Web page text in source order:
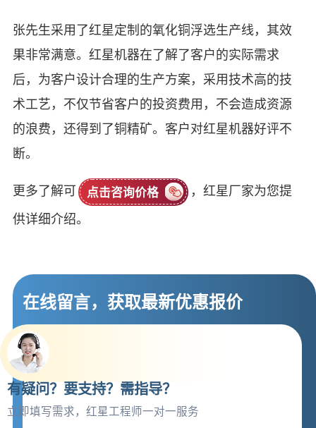
张先生采用了红星定制的氧化铜浮选生产线，其效
果非常满意。红星机器在了解了客户的实际需求
后，为客户设计合理的生产方案，采用技术高的技
术工艺，不仅节省客户的投资费用，不会造成资源
的浪费，还得到了铜精矿。客户对红星机器好评不
断。
更多了解可 点击咨询价格
，红星厂家为您提
供详细介绍。
在线留言，获取最新优惠报价
有疑问？要支持？需指导？
立即填写需求，红星工程师一对一服务